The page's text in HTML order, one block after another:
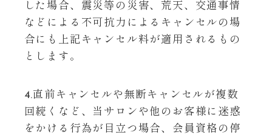
した場合、震災等の災害、荒天、交通事情
などによる不可抗力によるキャンセルの場
合にも上記キャンセル料が適用されるもの
とします。
4.直前キャンセルや無断キャンセルが複数
回続くなど、当サロンや他のお客様に迷惑
をかける行為が目立つ場合、会員資格の停